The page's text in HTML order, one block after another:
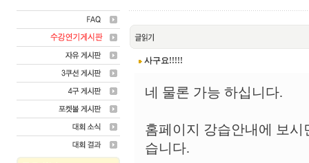
사구요!!!!!
네 물론 가능 하십니다.
홈페이지 강습안내에 보
습니다.